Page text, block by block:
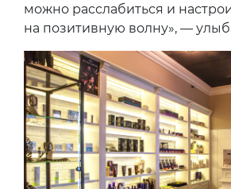
можно расслабиться и
на позитивную волну», —